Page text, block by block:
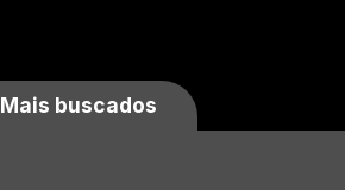
Mais buscados